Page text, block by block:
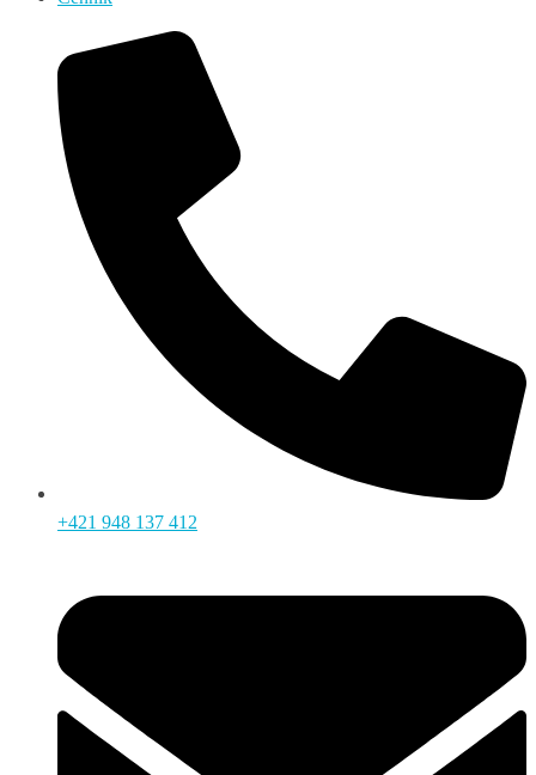
+421 948 137 412